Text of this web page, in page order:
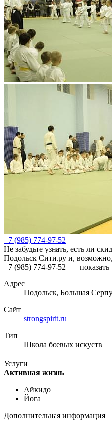
+7 (985) 774-97-52
Не забудьте узнать, есть ли
Подольск Сити.ру и,
+7 (985) 774-97-52 — показать
Адрес
Подольск, Большая
Сайт
strongspirit.ru
Тип
Школа боевых искуств
Услуги
Активная жизнь
Айкидо
Йога
Дополнительная информация